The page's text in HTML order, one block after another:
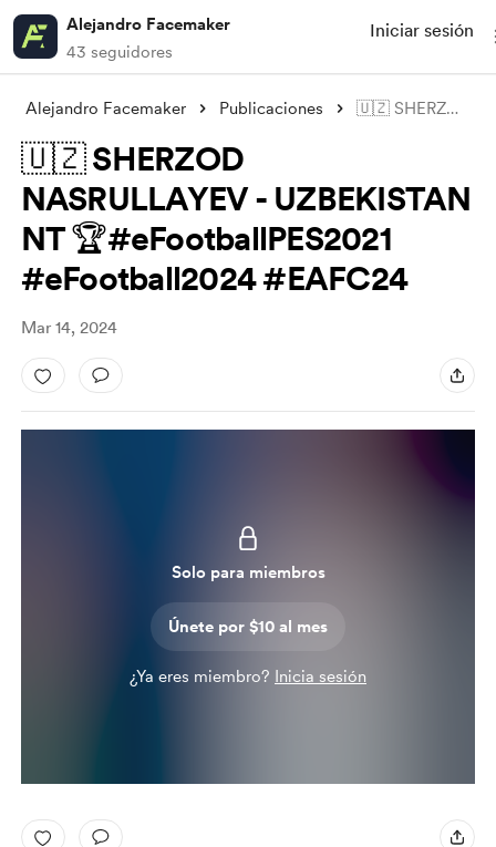
Alejandro Facemaker
43 seguidores
Iniciar sesión
Alejandro Facemaker Publicaciones 🇺🇿 SHERZOD NASRULLAYEV - UZBEKISTAN NT
🇺🇿 SHERZOD
NASRULLAYEV - UZBEKISTAN
NT 🏆#eFootballPES2021
#eFootball2024 #EAFC24
Mar 14, 2024
Solo para miembros
Únete por $10 al mes
¿Ya eres miembro? Inicia sesión